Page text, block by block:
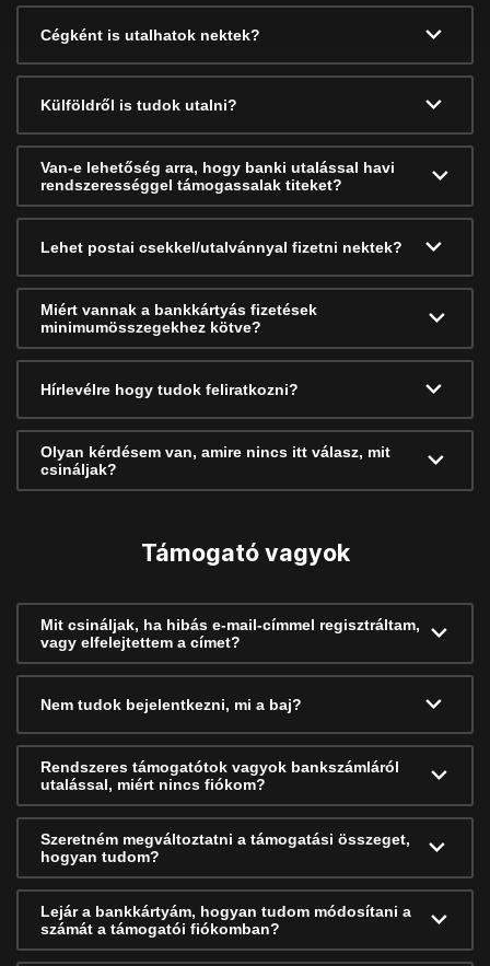
Cégként is utalhatok nektek?
Külföldről is tudok utalni?
Van-e lehetőség arra, hogy banki utalással havi
rendszerességgel támogassalak titeket?
Lehet postai csekkel/utalvánnyal fizetni nektek?
Miért vannak a bankkártyás fizetések
minimumösszegekhez kötve?
Hírlevélre hogy tudok feliratkozni?
Olyan kérdésem van, amire nincs itt válasz, mit
csináljak?
Támogató vagyok
Mit csináljak, ha hibás e-mail-címmel regisztráltam,
vagy elfelejtettem a címet?
Nem tudok bejelentkezni, mi a baj?
Rendszeres támogatótok vagyok bankszámláról
utalással, miért nincs fiókom?
Szeretném megváltoztatni a támogatási összeget,
hogyan tudom?
Lejár a bankkártyám, hogyan tudom módosítani a
számát a támogatói fiókomban?